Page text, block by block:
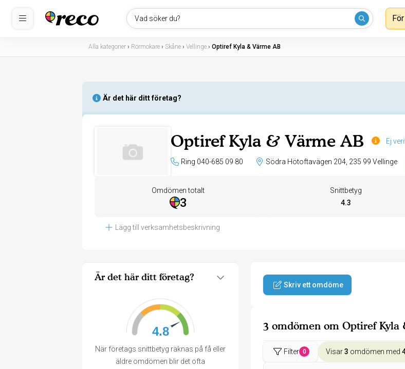
Vad söker du?
Alla kategorier › Rörmokare › Skåne › Vellinge › Optiref Kyla & Värme AB
Är det här ditt företag?
Optiref Kyla & Värme AB Ej
Ring 040-685 09 80 Södra Hötoftavägen 204, 235 99 Vellinge
Omdömen totalt
3
Snittbetyg
4.3
Lägg till verksamhetsbeskrivning
Är det här ditt företag?
4.8
När företags snittbetyg räknas på få eller
äldre omdömen blir det ofta
Skriv ett omdöme
3 omdömen om Optiref Kyla
Filter 0 Visar3 omdömen med